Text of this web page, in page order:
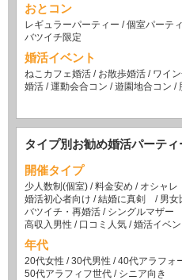
おとコン
レギュラーパーティー /個室パーテ
バツイチ限定
婚活イベント
ねこカフェ婚活 / お散歩婚活 / ワイ
婚活 /運動会合コン /遊園地合コン /
タイプ別お勧め婚活パーティ
開催タイプ
少人数制(個室) /料金安め / オシャレ
婚活初心者向け /結婚に真剣 / 男女
バツイチ・再婚活 / シングルマザー
高収入男性 / 口コミ人気 /婚活イベン
年代
20代女性 /30代男性 /40代アラフォ
50代アラフィフ世代 / シニア向き